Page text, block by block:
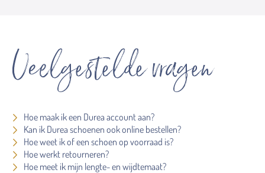
Veelgestelde vragen
Hoe maak ik een Durea account aan?
Kan ik Durea schoenen ook online bestellen?
Hoe weet ik of een schoen op voorraad is?
Hoe werkt retourneren?
Hoe meet ik mijn lengte- en wijdtemaat?